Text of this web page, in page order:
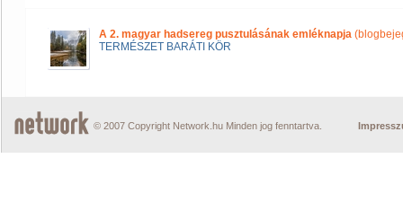
A 2. magyar hadsereg pusztulásának emléknapja
TERMÉSZET BARÁTI KÖR
© 2007 Copyright Network.hu Minden jog fenntartva.